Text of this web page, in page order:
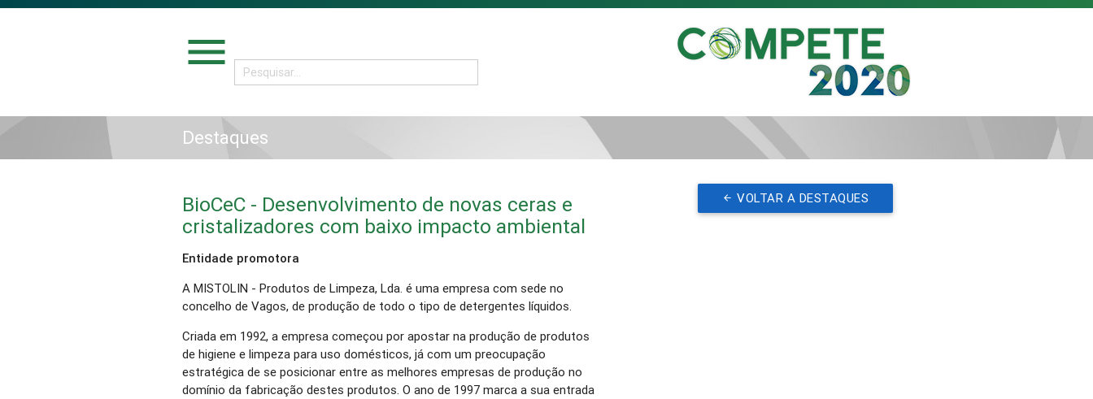
menu
Destaques
BioCeC - Desenvolvimento de novas ceras e
cristalizadores com baixo impacto ambiental
Entidade promotora
A MISTOLIN - Produtos de Limpeza, Lda. é uma empresa com sede no
concelho de Vagos, de produção de todo o tipo de detergentes líquidos.
Criada em 1992, a empresa começou por apostar na produção de produtos
de higiene e limpeza para uso domésticos, já com um preocupação
estratégica de se posicionar entre as melhores empresas de produção no
domínio da fabricação destes produtos. O ano de 1997 marca a sua entrada
VOLTAR A DESTAQUES